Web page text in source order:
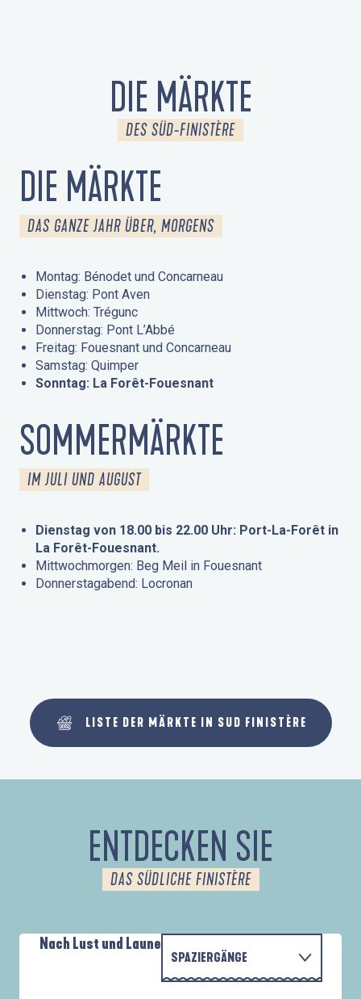
DIE MÄRKTE
DES SÜD-FINISTÈRE
DIE MÄRKTE
DAS GANZE JAHR ÜBER, MORGENS
Montag: Bénodet und Concarneau
Dienstag: Pont Aven
Mittwoch: Trégunc
Donnerstag: Pont L’Abbé
Freitag: Fouesnant und Concarneau
Samstag: Quimper
Sonntag: La Forêt-Fouesnant
SOMMERMÄRKTE
IM JULI UND AUGUST
Dienstag von 18.00 bis 22.00 Uhr: Port-La-Forêt in
La Forêt-Fouesnant.
Mittwochmorgen: Beg Meil in Fouesnant
Donnerstagabend: Locronan
LISTE DER MÄRKTE IN SUD FINISTÈRE
ENTDECKEN SIE
DAS SÜDLICHE FINISTÈRE
Nach Lust und Laune
SPAZIERGÄNGE